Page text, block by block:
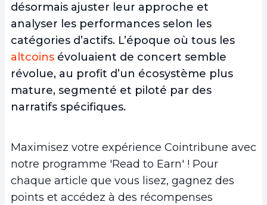
désormais ajuster leur approche et
analyser les performances selon les
catégories d’actifs. L’époque où tous les
altcoins évoluaient de concert semble
révolue, au profit d’un écosystème plus
mature, segmenté et piloté par des
narratifs spécifiques.
Maximisez votre expérience Cointribune avec
notre programme 'Read to Earn' ! Pour
chaque article que vous lisez, gagnez des
points et accédez à des récompenses